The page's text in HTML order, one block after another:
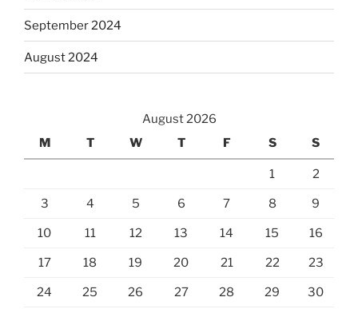
September 2024
August 2024
August 2026
M
T W T F S S
1 2
3 4 5 6 7 8 9
10 11 12 13 14 15 16
17 18 19 20 21 22 23
24 25 26 27 28 29 30